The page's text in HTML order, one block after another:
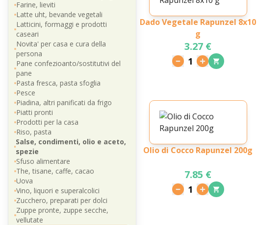
Farine, lieviti
Latte uht, bevande vegetali
Latticini, formaggi e prodotti
caseari
Novita' per casa e cura della
persona
Pane confezioanto/sostitutivi del
pane
Pasta fresca, pasta sfoglia
Pesce
Piadina, altri panificati da frigo
Piatti pronti
Prodotti per la casa
Riso, pasta
Salse, condimenti, olio e aceto,
spezie
Sfuso alimentare
The, tisane, caffe, cacao
Uova
Vino, liquori e superalcolici
Zucchero, preparati per dolci
Zuppe pronte, zuppe secche,
vellutate
Dado Vegetale Rapunzel 8x10
g
3.27 €
1
Olio di Cocco Rapunzel 200g
7.85 €
1